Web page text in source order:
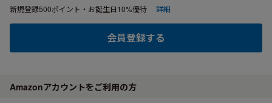
新規登録500ポイント・お誕生日10%優待 詳細
会員登録する
Amazonアカウントをご利用の方